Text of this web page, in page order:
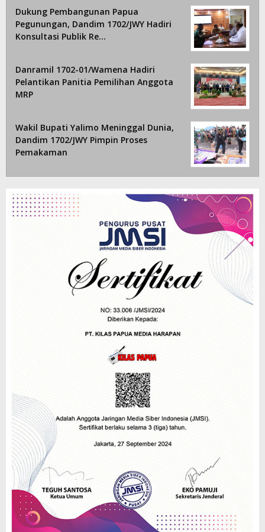
Dukung Pembangunan Papua
Pegunungan, Dandim 1702/JWY Hadiri
Konsultasi Publik Re…
Danramil 1702-01/Wamena Hadiri
Pelantikan Panitia Pemilihan Anggota
MRP
Wakil Bupati Yalimo Meninggal Dunia,
Dandim 1702/JWY Pimpin Proses
Pemakaman